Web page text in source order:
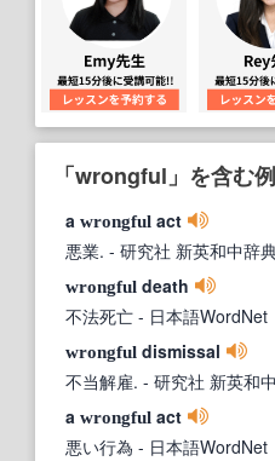
「wrongful」を含む
a wrongful act
悪業. - 研究社 新英和中辞
wrongful death
不法死亡 - 日本語WordNet
wrongful dismissal
不当解雇. - 研究社 新英和
a wrongful act
悪い行為 - 日本語WordNet